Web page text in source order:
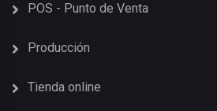
POS - Punto de Venta
Producción
Tienda online